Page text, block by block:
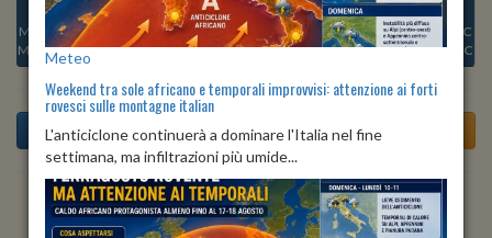
Min:
25°C
Max:33°C
Min:
25°C
Max:29°C
Min:26°C
Max:30°C
Min:25°C
Max:29°C
Min:
25°C
Max:30°C
Min:26°C
Max:29°C
Min:
25°C
Max:29°C
Previsioni del Tempo a Tavullia di dopodomani
Meteo
Weekend tra sole africano e temporali improvvisi: attenzione ai forti
rovesci sulle montagne italian
L'anticiclone continuerà a dominare l'Italia nel fine
settimana, ma infiltrazioni più umide...